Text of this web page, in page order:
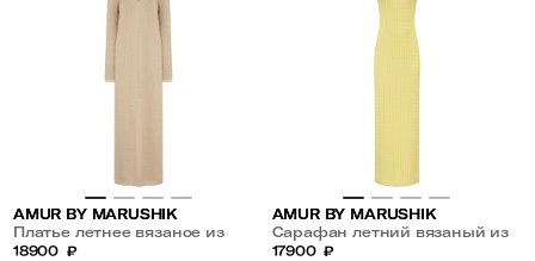
AMUR BY MARUSHIK
Платье летнее вязаное из
хлопка Ореховый Бисквит
18900 ₽
AMUR BY MARUSHIK
Сарафан летний вязаный из
хлопка Сливочное Масло
17900 ₽